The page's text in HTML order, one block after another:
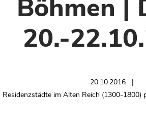
Böhmen |
20.-
20.10.2016
Residenzstädte im Alten Reich (1300-1800)